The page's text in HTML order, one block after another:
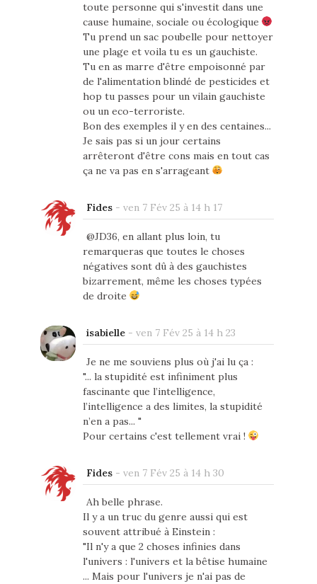
toute personne qui s'investit dans une
cause humaine, sociale ou écologique
Tu prend un sac poubelle pour nettoyer
une plage et voila tu es un gauchiste.
Tu en as marre d'être empoisonné par
de l'alimentation blindé de pesticides et
hop tu passes pour un vilain gauchiste
ou un eco-terroriste.
Bon des exemples il y en des centaines...
Je sais pas si un jour certains
arrêteront d'être cons mais en tout cas
ça ne va pas en s'arrageant
Fides- ven 7 Fév 25 à 14 h 17
@JD36, en allant plus loin, tu
remarqueras que toutes le choses
négatives sont dû à des gauchistes
bizarrement, même les choses typées
de droite
isabielle- ven 7 Fév 25 à 14 h 23
Je ne me souviens plus où j'ai lu ça :
"... la stupidité est infiniment plus
fascinante que l’intelligence,
l’intelligence a des limites, la stupidité
n’en a pas... "
Pour certains c'est tellement vrai !
Fides- ven 7 Fév 25 à 14 h 30
Ah belle phrase.
Il y a un truc du genre aussi qui est
souvent attribué à Einstein :
"Il n'y a que 2 choses infinies dans
l'univers : l'univers et la bêtise humaine
... Mais pour l'univers je n'ai pas de